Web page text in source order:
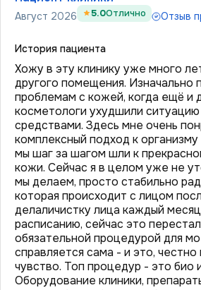
Август 2026 5.0Отлично Отзыв
История пациента
Хожу в эту клинику уже много
другого помещения. Изначально
проблемам с кожей, когда ещё и
косметологи ухудшили
средствами. Здесь мне очень
комплексный подход к
мы шаг за шагом шли к
кожи. Сейчас я в целом уже не
мы делаем, просто стабильно
которая происходит с лицом
делаличистку лица каждый
расписанию, сейчас это
обязательной процедурой для
справляется сама - и это,
чувство. Топ процедур - это био
Оборудование клиники,